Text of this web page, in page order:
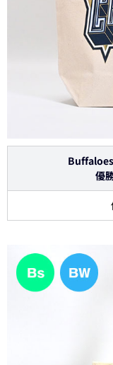
Buffaloes
優